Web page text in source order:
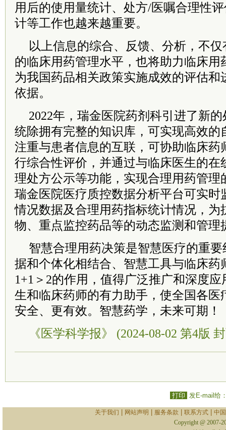
用后的使用量统计、处方/医嘱合理性
计等工作也越来越重要。
以上信息的综合、反馈、分析，不
的临床用药管理水平，也将助力临床用
为我国药品相关政策实施成效的评估和
依据。
2022年，瑞金医院药剂科引进了新
统除拥有完整的知识库，可实现高效的
注重与患者信息的互联，可协助临床药
行综合性评价，并通过与临床医生的在
理处方公示等功能，实现合理用药管理
瑞金医院医疗质控数据分析平台可实时
情况数据及合理用药指标统计情况，为
物、重点监控药品等的动态监测和管理
智慧合理用药决策是智慧医疗的重
据和个体化相结合、智慧工具与临床药
1+1＞2的作用，值得广泛推广和深度
生和临床药师的有力助手，使全国各医
安全、更有效。智慧药学，未来可期！
《医学科学报》 (2024-08-02 第4版
打印 发E-mail给
关于我们 网站声明 服务条款 联系方式| 中
Copyright @ 2007-